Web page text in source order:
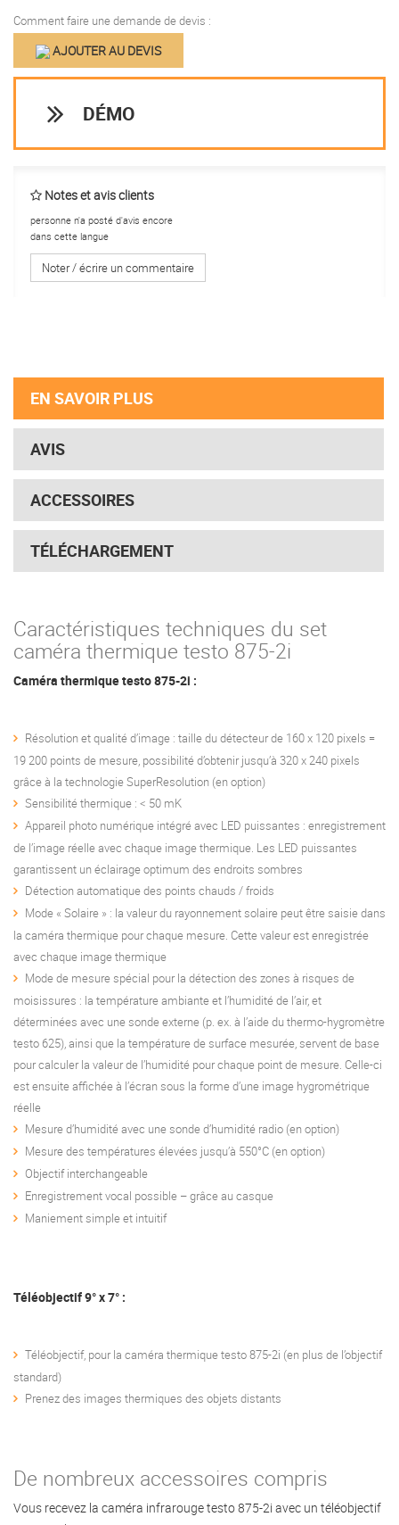
Comment faire une demande de devis :
AJOUTER AU DEVIS
DÉMO
Notes et avis clients
personne n'a posté d'avis encore
dans cette langue
Noter / écrire un commentaire
EN SAVOIR PLUS
AVIS
ACCESSOIRES
TÉLÉCHARGEMENT
Caractéristiques techniques du set
caméra thermique testo 875-2i
Caméra thermique testo 875-2i :
Résolution et qualité d’image : taille du détecteur de 160 x 120 pixels =
19 200 points de mesure, possibilité d’obtenir jusqu’à 320 x 240 pixels
grâce à la technologie SuperResolution (en option)
Sensibilité thermique : < 50 mK
Appareil photo numérique intégré avec LED puissantes : enregistrement
de l’image réelle avec chaque image thermique. Les LED puissantes
garantissent un éclairage optimum des endroits sombres
Détection automatique des points chauds / froids
Mode « Solaire » : la valeur du rayonnement solaire peut être saisie dans
la caméra thermique pour chaque mesure. Cette valeur est enregistrée
avec chaque image thermique
Mode de mesure spécial pour la détection des zones à risques de
moisissures : la température ambiante et l’humidité de l’air, et
déterminées avec une sonde externe (p. ex. à l’aide du thermo-hygromètre
testo 625), ainsi que la température de surface mesurée, servent de base
pour calculer la valeur de l’humidité pour chaque point de mesure. Celle-ci
est ensuite affichée à l’écran sous la forme d’une image hygrométrique
réelle
Mesure d’humidité avec une sonde d’humidité radio (en option)
Mesure des températures élevées jusqu’à 550°C (en option)
Objectif interchangeable
Enregistrement vocal possible – grâce au casque
Maniement simple et intuitif
Téléobjectif 9° x 7° :
Téléobjectif, pour la caméra thermique testo 875-2i (en plus de l’objectif
standard)
Prenez des images thermiques des objets distants
De nombreux accessoires compris
Vous recevez la caméra infrarouge testo 875-2i avec un téléobjectif